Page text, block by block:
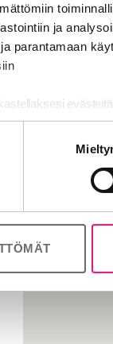
ja
parantamaan
mainosalan ja